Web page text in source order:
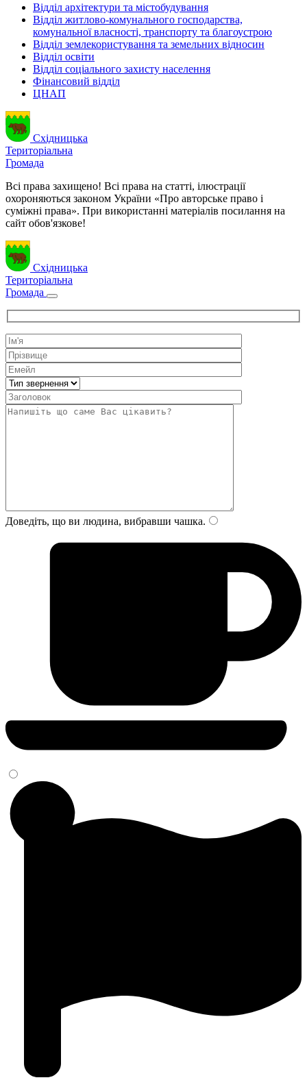
Відділ архітектури та містобудування
Відділ житлово-комунального господарства,
комунальної власності, транспорту та благоустрою
Відділ землекористування та земельних відносин
Відділ освіти
Відділ соціального захисту населення
Фінансовий відділ
ЦНАП
Східницька
Територіальна
Громада
Всі права захищено! Всі права на статті, ілюстрації
охороняються законом України «Про авторське право і
суміжні права». При використанні матеріалів посилання на
сайт обов'язкове!
Східницька
Територіальна
Громада
Доведіть, що ви людина, вибравши чашка.